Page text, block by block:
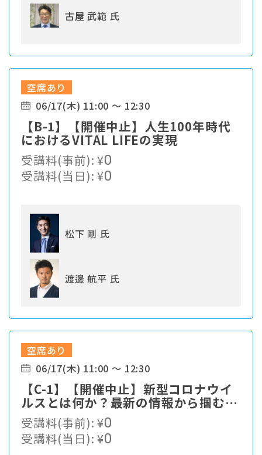
古屋 武範 氏
空席あり
06/17(木) 11:00 ～ 12:30
【B-1】【開催中止】人生100年時代
におけるVITAL LIFEの実現
受講料(事前):¥0
受講料(当日):¥0
松下 剛 氏
渡邊 航平 氏
空席あり
06/17(木) 11:00 ～ 12:30
【C-1】【開催中止】新型コロナウイ
ルスとは何か？最新の情報から掴む対
策最前線
受講料(事前):¥0
受講料(当日):¥0